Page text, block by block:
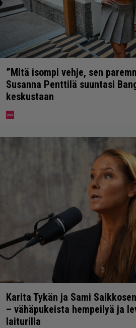
”Mitä isompi vehje, sen
Susanna Penttilä suuntasi
keskustaan
Karita Tykän ja Sami
– vähäpukeista hempeilyä ja
laiturilla